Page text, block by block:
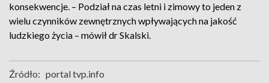
konsekwencje. – Podział na czas letni i zimowy to jeden z
wielu czynników zewnętrznych wpływających na jakość
ludzkiego życia – mówił dr Skalski.
Źródło: portal tvp.info